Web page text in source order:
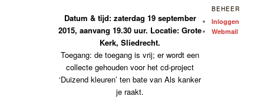
Datum & tijd: zaterdag 19 september
2015, aanvang 19.30 uur. Locatie: Grote
Kerk, Sliedrecht.
Toegang: de toegang is vrij; er wordt een
collecte gehouden voor het cd-project
‘Duizend kleuren’ ten bate van Als kanker
je raakt.
BEHEER
Inloggen
Webmail